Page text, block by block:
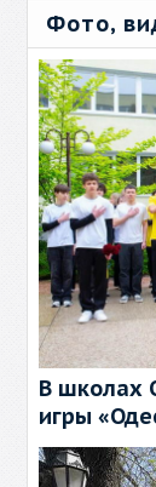
Фото,
В школах
игры